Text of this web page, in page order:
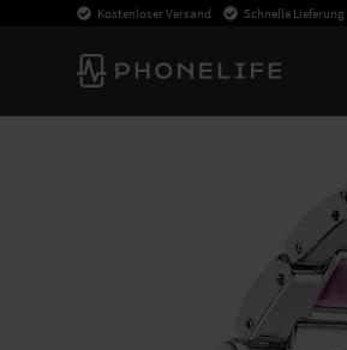
Kostenloser Versand Schnelle Lieferung